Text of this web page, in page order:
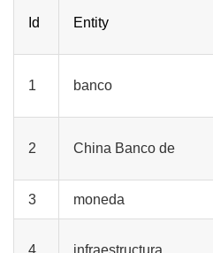
Id Entity
1 banco
2 China Banco de
3 moneda
4 infraestructura